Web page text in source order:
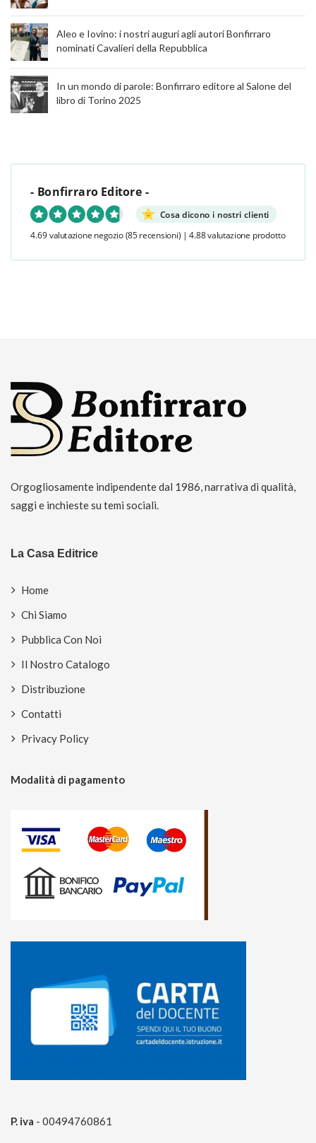
Aleo e Iovino: i nostri auguri agli autori Bonfirraro
nominati Cavalieri della Repubblica
In un mondo di parole: Bonfirraro editore al Salone del
libro di Torino 2025
- Bonfirraro Editore -
Cosa dicono i nostri clienti
4.69 valutazione negozio (85 recensioni) | 4.88 valutazione prodotto
Orgogliosamente indipendente dal 1986, narrativa di qualità,
saggi e inchieste su temi sociali.
La Casa Editrice
Home
Chi Siamo
Pubblica Con Noi
Il Nostro Catalogo
Distribuzione
Contatti
Privacy Policy
Modalità di pagamento
P. iva - 00494760861